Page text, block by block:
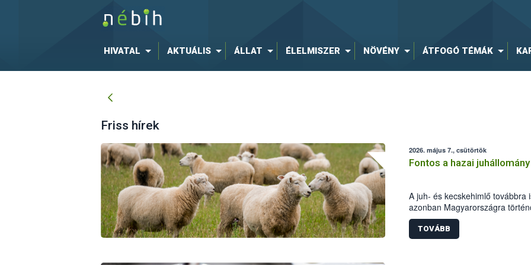
HIVATAL AKTUÁLIS ÁLLAT ÉLELMISZER NÖVÉNY ÁTFOGÓ TÉMÁK
Friss hírek
2026. május 7., csütörtök
Fontos a hazai
A juh- és kecskehimlő továbbra
azonban Magyarországra
Tavasszal Romániában ismét
kecskeállomány védelme
főállatorvos elrendelte az élő
TOVÁBB